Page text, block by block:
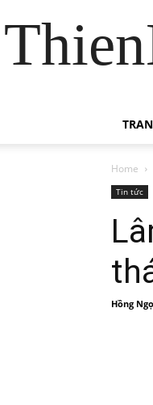
Home
Tin tức
Hồng